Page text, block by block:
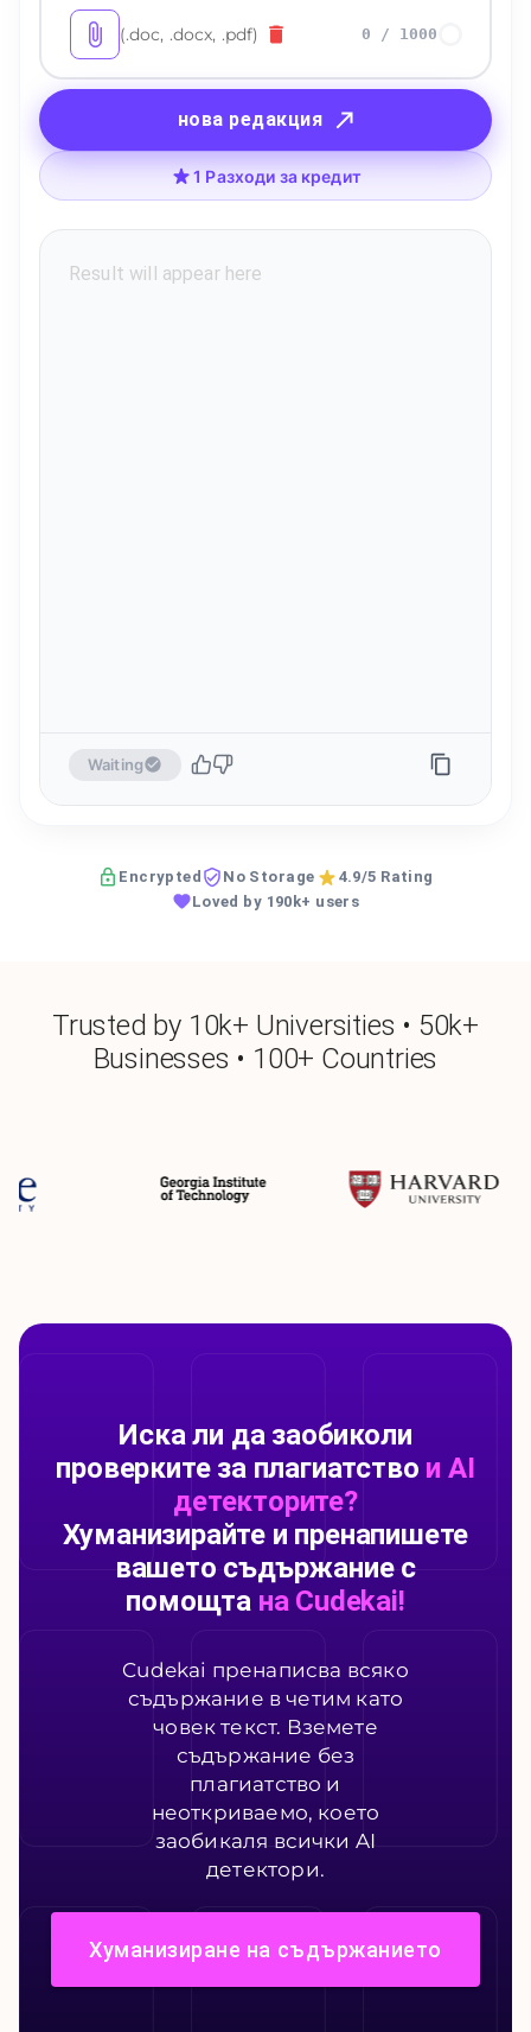
(.doc, .docx, .pdf) 0 / 1000
нова редакция
1 Разходи за кредит
Waiting
Encrypted No Storage
4.9/5 Rating
Loved by 190k+ users
Trusted by 10k+ Universities • 50k+
Businesses • 100+ Countries
Иска ли да заобиколи
проверките за плагиатство и AI
детекторите?
Хуманизирайте и пренапишете
вашето съдържание с
помощта на Cudekai!
Cudekai пренаписва всяко
съдържание в четим като
човек текст. Вземете
съдържание без
плагиатство и
неоткриваемо, което
заобикаля всички AI
детектори.
Хуманизиране на съдържанието